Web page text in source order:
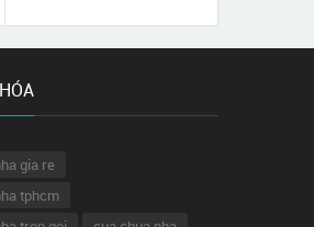
gia re
tphcm